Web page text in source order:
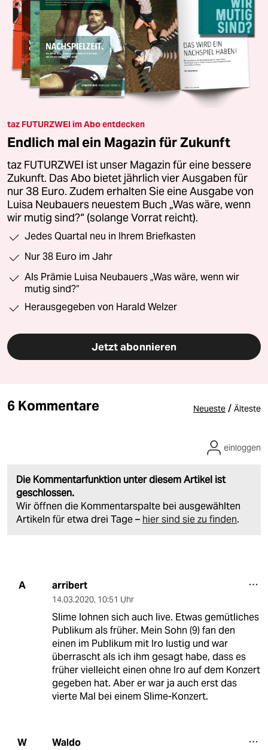
taz FUTURZWEI im Abo entdecken
Endlich mal ein Magazin für Zukunft
taz FUTURZWEI ist unser Magazin für eine bessere
Zukunft. Das Abo bietet jährlich vier Ausgaben für
nur 38 Euro. Zudem erhalten Sie eine Ausgabe von
Luisa Neubauers neuestem Buch „Was wäre, wenn
wir mutig sind?“ (solange Vorrat reicht).
Jedes Quartal neu in Ihrem Briefkasten
Nur 38 Euro im Jahr
Als Prämie Luisa Neubauers „Was wäre, wenn wir
mutig sind?“
Herausgegeben von Harald Welzer
Jetzt abonnieren
6 Kommentare Neueste / Älteste
Die Kommentarfunktion unter diesem Artikel ist
geschlossen.
Wir öffnen die Kommentarspalte bei ausgewählten
Artikeln für etwa drei Tage – hier sind sie zu finden.
einloggen
A arribert
14.03.2020, 10:51 Uhr
Slime lohnen sich auch live. Etwas gemütliches
Publikum als früher. Mein Sohn (9) fan den
einen im Publikum mit Iro lustig und war
überrascht als ich ihm gesagt habe, dass es
früher vielleicht einen ohne Iro auf dem Konzert
gegeben hat. Aber er war ja auch erst das
vierte Mal bei einem Slime-Konzert.
W Waldo